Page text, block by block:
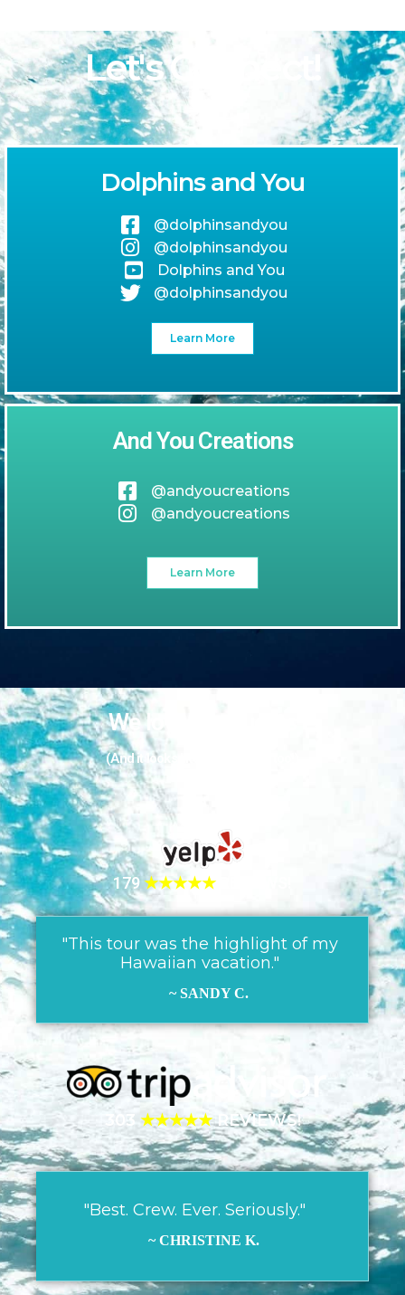
Let's Connect!
Dolphins and You
@dolphinsandyou
@dolphinsandyou
Dolphins and You
@dolphinsandyou
Learn More
And You Creations
@andyoucreations
@andyoucreations
Learn More
We love our guests
(And it looks like they love us too!)
179★★★★★
"This tour was the highlight of my
Hawaiian vacation."
~ SANDY C.
303 ★★★★★REVIEWS!
"Best. Crew. Ever. Seriously."
~ CHRISTINE K.